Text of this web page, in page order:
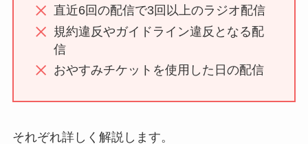
直近6回の配信で3回以上のラジオ配信
規約違反やガイドライン違反となる配
信
おやすみチケットを使用した日の配信
それぞれ詳しく解説します。